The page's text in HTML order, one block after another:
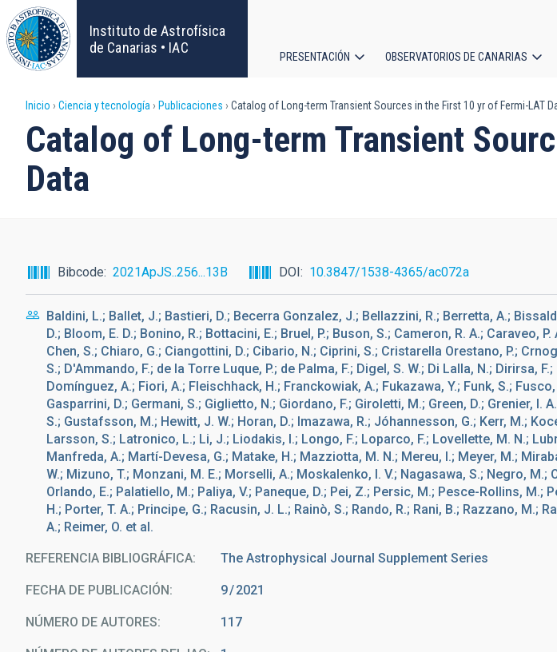
Pasar
al
contenido
principal
Instituto de Astrofísica
de Canarias • IAC
principal
PRESENTACIÓN OBSERVATORIOS DE CANARIAS
Sobrescribir
enlaces
de
a
la
navegación
Inicio Ciencia y tecnología Publicaciones Catalog of Long-term Transient Sources in the First 10 yr of Fermi-LAT
Catalog of Long-term Transient
Data
Bibcode 2021ApJS..256...13B DOI 10.3847/1538-4365/ac072a
Baldini, L.; Ballet, J.; Bastieri, D.; Becerra Gonzalez, J.; Bellazzini, R.; Berretta, A.;
D.; Bloom, E. D.; Bonino, R.; Bottacini, E.; Bruel, P.; Buson, S.; Cameron, R. A.; Caraveo, P.
Chen, S.; Chiaro, G.; Ciangottini, D.; Cibario, N.; Ciprini, S.; Cristarella Orestano, P.;
S.; D'Ammando, F.; de la Torre Luque, P.; de Palma, F.; Digel, S. W.; Di Lalla, N.; Dirirsa,
Domínguez, A.; Fiori, A.; Fleischhack, H.; Franckowiak, A.; Fukazawa, Y.; Funk, S.; Fusco,
Gasparrini, D.; Germani, S.; Giglietto, N.; Giordano, F.; Giroletti, M.; Green, D.; Grenier, I.
S.; Gustafsson, M.; Hewitt, J. W.; Horan, D.; Imazawa, R.; Jóhannesson, G.; Kerr, M.;
Larsson, S.; Latronico, L.; Li, J.; Liodakis, I.; Longo, F.; Loparco, F.; Lovellette, M. N.;
Manfreda, A.; Martí-Devesa, G.; Matake, H.; Mazziotta, M. N.; Mereu, I.; Meyer, M.;
W.; Mizuno, T.; Monzani, M. E.; Morselli, A.; Moskalenko, I. V.; Nagasawa, S.; Negro, M.;
Orlando, E.; Palatiello, M.; Paliya, V.; Paneque, D.; Pei, Z.; Persic, M.; Pesce-Rollins, M.;
H.; Porter, T. A.; Principe, G.; Racusin, J. L.; Rainò, S.; Rando, R.; Rani, B.; Razzano, M.;
A.; Reimer, O. et al.
REFERENCIA BIBLIOGRÁFICA The Astrophysical Journal Supplement Series
FECHA DE PUBLICACIÓN: 9 2021
NÚMERO DE AUTORES 117